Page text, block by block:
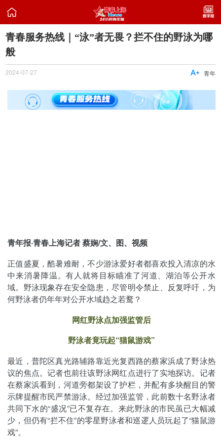

青春服务热线｜“泳”者无畏？拦不住的野泳为哪
般
2024-07-27 青年

青年报·青春上海记者 蔡娴/文、图、视频
正值盛夏，酷暑难耐，不少游泳爱好者都喜欢投入清凉的水
中来消暑降温。有人就将目标瞄准了河道、湖泊等公开水
域。野泳现象存在安全隐患，尽管明令禁止、反复呼吁，为
何野泳者仍年年对公开水域趋之若鹜？
网红野泳点加强监管后
野泳者竟玩起“猫鼠游戏”
最近，普陀区真光路辅路靠近光复西路的蔡家浜成了野泳热
议的焦点。记者也前往该野泳网红点进行了实地探访。记者
在蔡家浜看到，河道旁都架设了护栏，并配有多块醒目的警
示牌提醒市民严禁游泳。经过加强监管，此前数十名野泳者
共同下水的“盛况”已不复存在。来此野泳的市民虽已大幅减
少，但仍有“拦不住”的零星野泳者和巡逻人员玩起了“猫鼠游
戏”。